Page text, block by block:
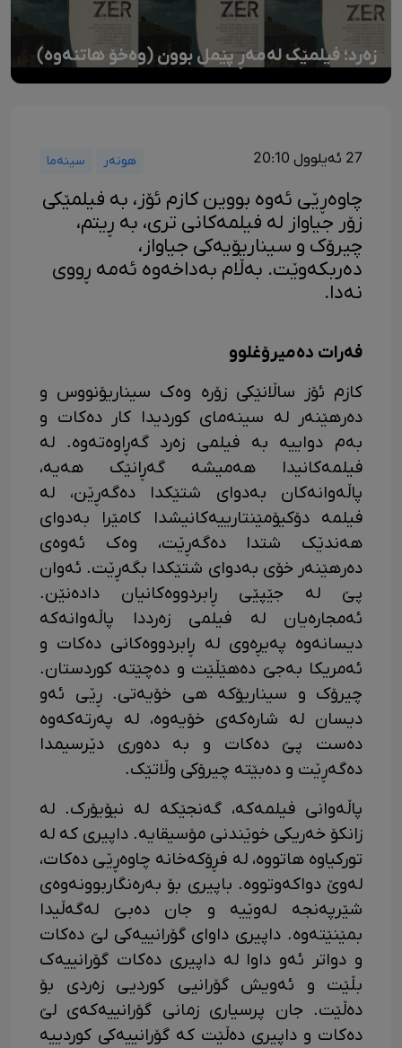
زەرد؛ فیلمێک لەمەڕ پێمل بوون (وەخۆ هاتنەوە)
27 ئەیلوول 20:10 هونەر سینەما
چاوەڕێی ئەوە بووین کازم ئۆز، بە فیلمێکی
زۆر جیاواز لە فیلمەکانی تری، بە ڕیتم،
چیرۆک و سیناریۆیەکی جیاواز،
دەربکەوێت. بەڵام بەداخەوە ئەمە ڕووی
نەدا.
فەرات دەمیرۆغلوو
کازم ئۆز ساڵانێکی زۆرە وەک سیناریۆنووس و
دەرهێنەر لە سینەمای کوردیدا کار دەکات و
بەم دواییە بە فیلمی زەرد گەڕاوەتەوە. لە
فیلمەکانیدا هەمیشە گەڕانێک هەیە،
پاڵەوانەکان بەدوای شتێکدا دەگەڕێن، لە
فیلمە دۆکیۆمێنتارییەکانیشدا کامێرا بەدوای
هەندێک شتدا دەگەڕێت، وەک ئەوەی
دەرهێنەر خۆی بەدوای شتێکدا بگەڕێت. ئەوان
پێ لە جێپێی ڕابردووەکانیان دادەنێن.
ئەمجارەیان لە فیلمی زەرددا پاڵەوانەکە
دیسانەوە پەیڕەوی لە ڕابردووەکانی دەکات و
ئەمریکا بەجێ دەهێڵێت و دەچێتە کوردستان.
چیرۆک و سیناریۆکە هی خۆیەتی. ڕێی ئەو
دیسان لە شارەکەی خۆیەوە، لە پەرتەکەوە
دەست پێ دەکات و بە دەوری دێرسیمدا
دەگەڕێت و دەبێتە چیرۆکی وڵاتێک.
پاڵەوانی فیلمەکە، گەنجێکە لە نیۆیۆرک. لە
زانکۆ خەریکی خوێندنی مۆسیقایە. داپیری کە لە
تورکیاوە هاتووە، لە فڕۆکەخانە چاوەڕێی دەکات،
لەوێ دواکەوتووە. باپیری بۆ بەرەنگاربوونەوەی
شێرپەنجە لەوێیە و جان دەبێ لەگەڵیدا
بمێنێتەوە. داپیری داوای گۆرانییەکی لێ دەکات
و دواتر ئەو داوا لە داپیری دەکات گۆرانییەک
بڵێت و ئەویش گۆرانیی کوردیی زەردی بۆ
دەڵێت. جان پرسیاری زمانی گۆرانییەکەی لێ
دەکات و داپیری دەڵێت کە گۆرانییەکی کوردییە